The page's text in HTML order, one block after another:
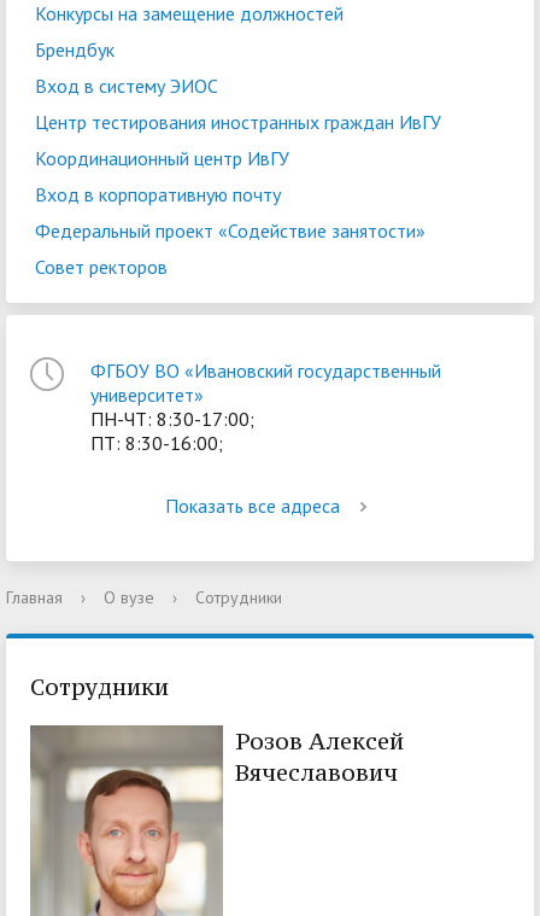
Конкурсы на замещение должностей
Брендбук
Вход в систему ЭИОС
Центр тестирования иностранных граждан ИвГУ
Координационный центр ИвГУ
Вход в корпоративную почту
Федеральный проект «Содействие занятости»
Совет ректоров
ФГБОУ ВО «Ивановский государственный
университет»
ПН-ЧТ: 8:30-17:00;
ПТ: 8:30-16:00;
Показать все адреса
Главная › О вузе › Сотрудники
Сотрудники
Розов Алексей
Вячеславович